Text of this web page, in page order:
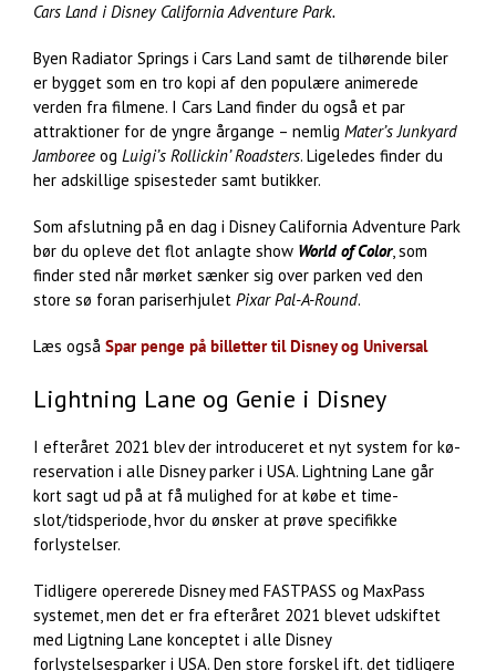
Cars Land i Disney California Adventure Park.
Byen Radiator Springs i Cars Land samt de tilhørende biler
er bygget som en tro kopi af den populære animerede
verden fra filmene. I Cars Land finder du også et par
attraktioner for de yngre årgange – nemlig Mater’s Junkyard
Jamboree og Luigi’s Rollickin’ Roadsters. Ligeledes finder du
her adskillige spisesteder samt butikker.
Som afslutning på en dag i Disney California Adventure Park
bør du opleve det flot anlagte show World of Color, som
finder sted når mørket sænker sig over parken ved den
store sø foran pariserhjulet Pixar Pal-A-Round.
Læs også Spar penge på billetter til Disney og Universal
Lightning Lane og Genie i Disney
I efteråret 2021 blev der introduceret et nyt system for kø-
reservation i alle Disney parker i USA. Lightning Lane går
kort sagt ud på at få mulighed for at købe et time-
slot/tidsperiode, hvor du ønsker at prøve specifikke
forlystelser.
Tidligere opererede Disney med FASTPASS og MaxPass
systemet, men det er fra efteråret 2021 blevet udskiftet
med Ligtning Lane konceptet i alle Disney
forlystelsesparker i USA. Den store forskel ift. det tidligere